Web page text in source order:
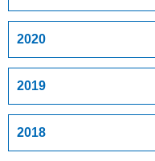
2020
2019
2018